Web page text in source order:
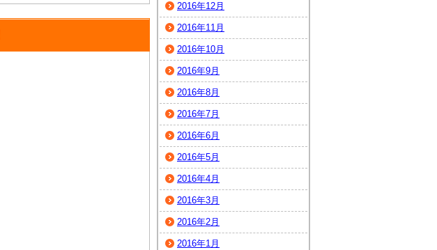
2016年12月
2016年11月
2016年10月
2016年9月
2016年8月
2016年7月
2016年6月
2016年5月
2016年4月
2016年3月
2016年2月
2016年1月